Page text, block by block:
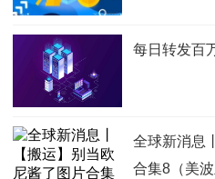
每日转发百
全球新消息
合集8（美波